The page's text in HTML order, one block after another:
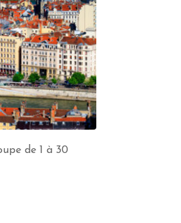
de 1 à 30